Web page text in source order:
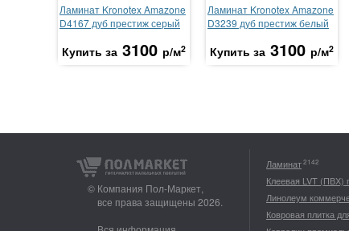
Ламинат Kronotex Amazone
D4167 дуб престиж серый
Купить за 3100 р/м2
Ламинат Kronotex Amazone
D3239 дуб престиж белый
Купить за 3100 р/м2
© Компания Пол-Маркет,
все права защищены 2026.
Ламинат2142
Клеевая LVT (ПВХ)
Линолеум
Ковровая плитка